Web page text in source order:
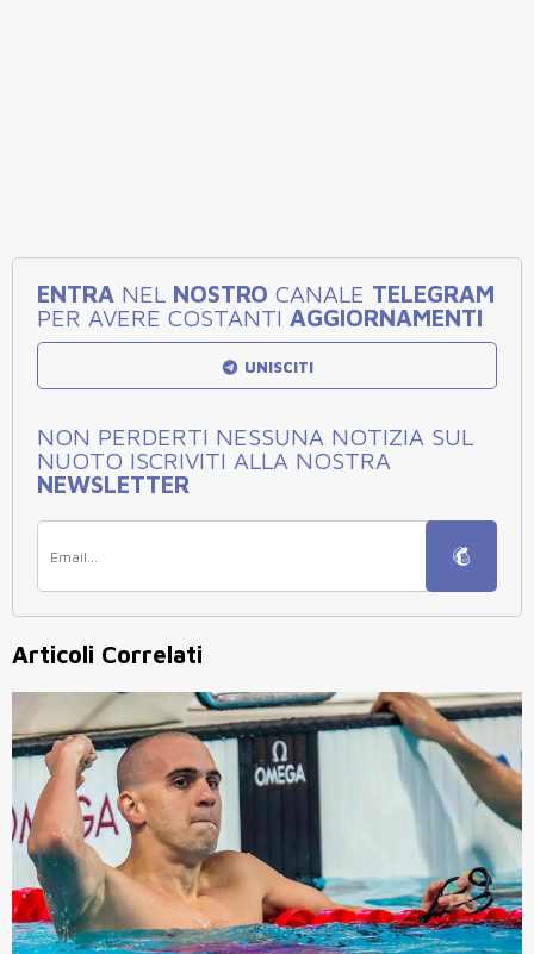
ENTRA NEL NOSTRO CANALE TELEGRAM
PER AVERE COSTANTI AGGIORNAMENTI
UNISCITI
NON PERDERTI NESSUNA NOTIZIA SUL
NUOTO ISCRIVITI ALLA NOSTRA
NEWSLETTER
Articoli Correlati